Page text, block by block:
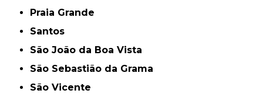
Praia Grande
Santos
São João da Boa Vista
São Sebastião da Grama
São Vicente